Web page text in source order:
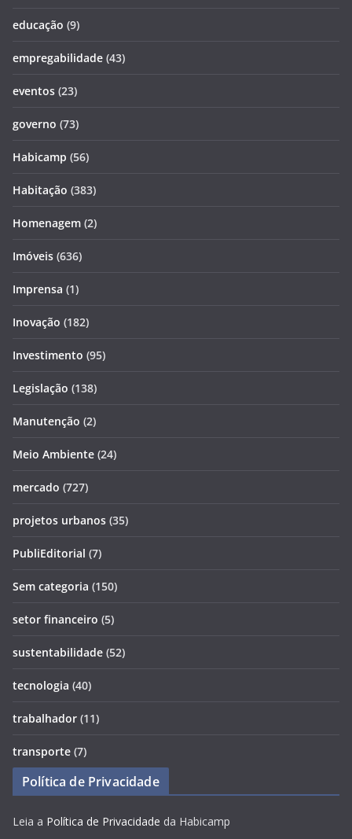
educação (9)
empregabilidade (43)
eventos (23)
governo (73)
Habicamp (56)
Habitação (383)
Homenagem (2)
Imóveis (636)
Imprensa (1)
Inovação (182)
Investimento (95)
Legislação (138)
Manutenção (2)
Meio Ambiente (24)
mercado (727)
projetos urbanos (35)
PubliEditorial (7)
Sem categoria (150)
setor financeiro (5)
sustentabilidade (52)
tecnologia (40)
trabalhador (11)
transporte (7)
Política de Privacidade
Leia a Política de Privacidade da Habicamp